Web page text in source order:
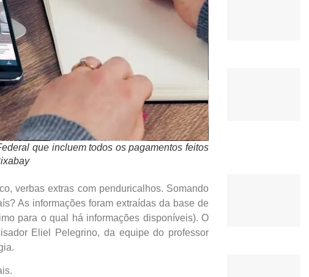
que incluem todos os pagamentos feitos
verbas extras com penduricalhos. Somando
As informações foram extraídas da base de
para o qual há informações disponíveis). O
Eliel Pelegrino, da equipe do professor